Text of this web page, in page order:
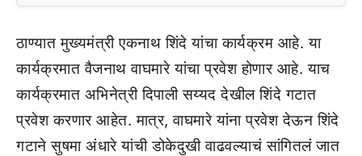
ठाण्यात मुख्यमंत्री एकनाथ शिंदे यांचा कार्यक्रम आहे. या
कार्यक्रमात वैजनाथ वाघमारे यांचा प्रवेश होणार आहे. याच
कार्यक्रमात अभिनेत्री दिपाली सय्यद देखील शिंदे गटात
प्रवेश करणार आहेत. मात्र, वाघमारे यांना प्रवेश देऊन शिंदे
गटाने सुषमा अंधारे यांची डोकेदुखी वाढवल्याचं सांगितलं जात